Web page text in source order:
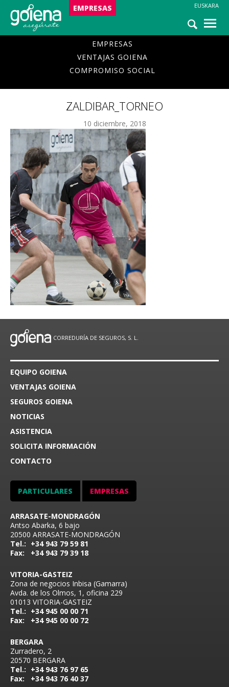
EMPRESAS EUSKARA
NOTICIAS
EMPRESAS
VENTAJAS GOIENA
COMPROMISO SOCIAL
ZALDIBAR_TORNEO
10 diciembre, 2018
EQUIPO GOIENA
VENTAJAS GOIENA
SEGUROS GOIENA
NOTICIAS
ASISTENCIA
SOLICITA INFORMACIÓN
CONTACTO
CORREDURÍA DE SEGUROS, S. L.
PARTICULARES EMPRESAS
ARRASATE-MONDRAGÓN
Antso Abarka, 6 bajo
20500 ARRASATE-MONDRAGÓN
Tel.: +34 943 79 59 81
Fax:
+34 943 79 39 18
VITORIA-GASTEIZ
Zona de negocios Inbisa (Gamarra)
Avda. de los Olmos, 1, oficina 229
01013 VITORIA-GASTEIZ
Tel.: +34 945 00 00 71
Fax:
+34 945 00 00 72
BERGARA
Zurradero, 2
20570 BERGARA
Tel.: +34 943 76 97 65
Fax:
+34 943 76 40 37